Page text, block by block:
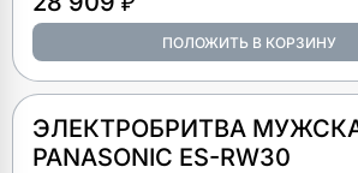
ЭЛЕКТРОБРИТВА
PANASONIC ES-RW30